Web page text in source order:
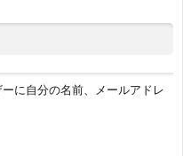
に自分の名前、メールアドレ